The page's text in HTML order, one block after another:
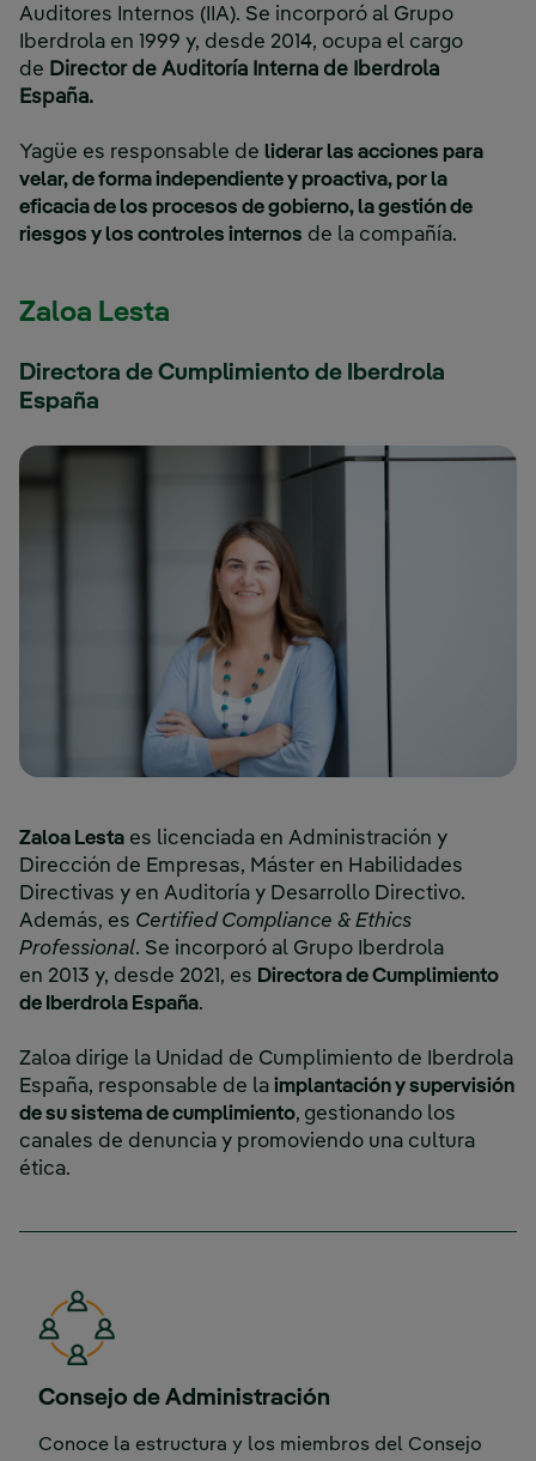
Auditores Internos (IIA). Se incorporó al Grupo
Iberdrola en 1999 y, desde 2014, ocupa el cargo
de Director de Auditoría Interna de Iberdrola
España.
Yagüe es responsable de liderar las acciones para
velar, de forma independiente y proactiva, por la
eficacia de los procesos de gobierno, la gestión de
riesgos y los controles internos de la compañía.
Zaloa Lesta
Directora de Cumplimiento de Iberdrola
España
Zaloa Lesta es licenciada en Administración y
Dirección de Empresas, Máster en Habilidades
Directivas y en Auditoría y Desarrollo Directivo.
Además, es Certified Compliance & Ethics
Professional. Se incorporó al Grupo Iberdrola
en 2013 y, desde 2021, es Directora de Cumplimiento
de Iberdrola España.
Zaloa dirige la Unidad de Cumplimiento de Iberdrola
España, responsable de la implantación y supervisión
de su sistema de cumplimiento, gestionando los
canales de denuncia y promoviendo una cultura
ética.
Consejo de Administración
Conoce la estructura y los miembros del Consejo